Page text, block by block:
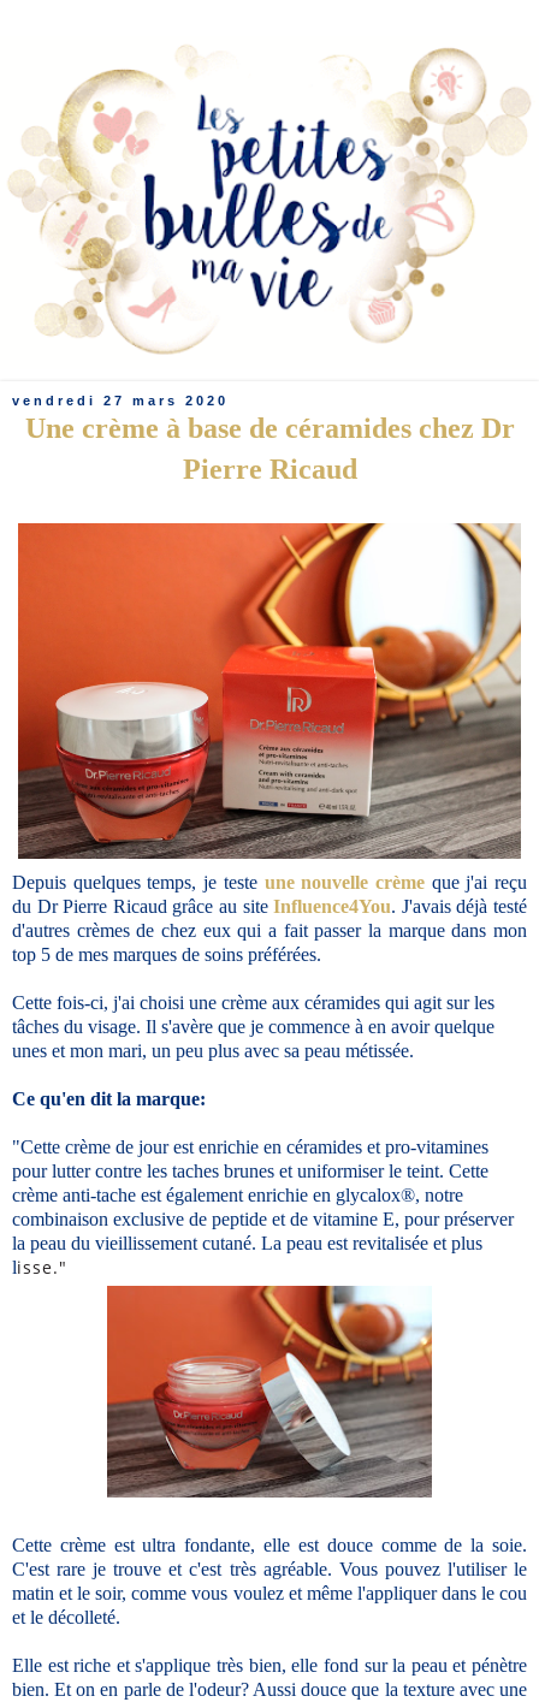
vendredi 27 mars 2020
Une crème à base de céramides chez Dr
Pierre Ricaud
Depuis quelques temps, je teste une nouvelle crèmeque j'ai reçu
du Dr Pierre Ricaud grâce au siteInfluence4You. J'avais déjà testé
d'autres crèmes de chez eux qui a fait passer la marque dans mon
top 5 de mes marques de soins préférées.
Cette fois-ci, j'ai choisi une crème aux céramides qui agit sur les
tâches du visage. Il s'avère que je commence à en avoir quelque
unes et mon mari, un peu plus avec sa peau métissée.
Ce qu'en dit la marque:
"Cette crème de jour est enrichie en céramides et pro-vitamines
pour lutter contre les taches brunes et uniformiser le teint. Cette
crème anti-tache est également enrichie en glycalox®, notre
combinaison exclusive de peptide et de vitamine E, pour préserver
la peau du vieillissement cutané. La peau est revitalisée et plus
lisse."
Cette crème est ultra fondante, elle est douce comme de la soie.
C'est rare je trouve et c'est très agréable. Vous pouvez l'utiliser le
matin et le soir, comme vous voulez et même l'appliquer dans le cou
et le décolleté.
Elle est riche et s'applique très bien, elle fond sur la peau et pénètre
bien. Et on en parle de l'odeur? Aussi douce que la texture avec une